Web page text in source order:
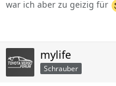
war ich aber zu geizig für
mylife
Schrauber